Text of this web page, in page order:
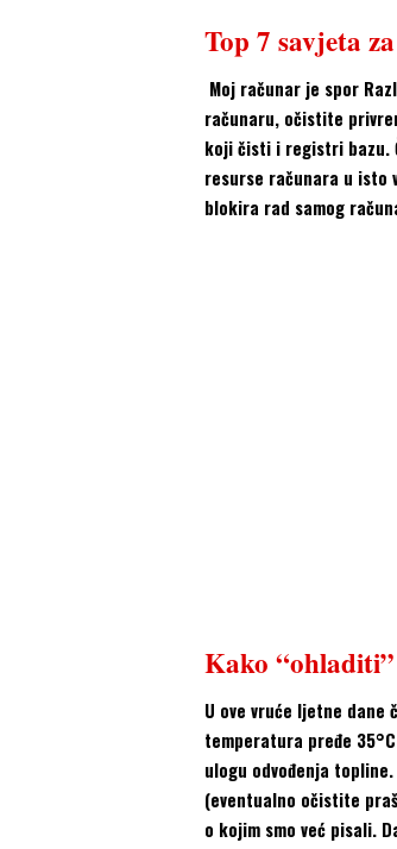
Top 7 savjeta
Moj računar je spor
računaru, očistite
koji čisti i registri bazu.
resurse računara u isto
blokira rad samog
Kako
U ove vruće ljetne dane
temperatura pređe
ulogu odvođenja
(eventualno očistite
o kojim smo već pisali.